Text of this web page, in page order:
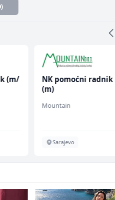
(m/
NK pomoćni radnik
(m)
Mountain
Sarajevo